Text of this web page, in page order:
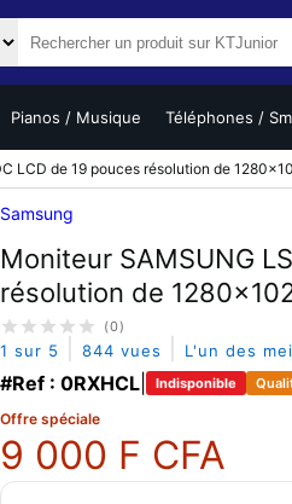
Pianos / Musique Téléphones /
LCD de 19 pouces résolution de
Samsung
Moniteur SAMSUNG
résolution de
(0)
1 sur 5 844 vues L'un des
#Ref : 0RXHCL Indisponible
Offre spéciale
9 000 F CFA